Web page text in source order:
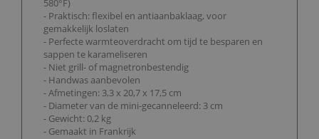
580°F)
- Praktisch: flexibel en antiaanbaklaag, voor
gemakkelijk loslaten
- Perfecte warmteoverdracht om tijd te besparen en
sappen te karameliseren
- Niet grill- of magnetronbestendig
- Handwas aanbevolen
- Afmetingen: 3,3 x 20,7 x 17,5 cm
- Diameter van de mini-gecanneleerd: 3 cm
- Gewicht: 0,2 kg
- Gemaakt in Frankrijk